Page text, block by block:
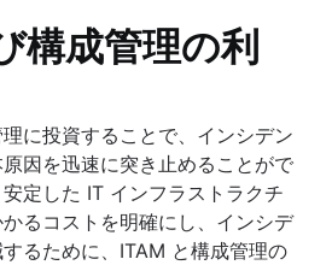
構成管理の利
に投資することで、インシデン
原因を迅速に突き止めることがで
定した IT インフラストラクチ
るコストを明確にし、インシデ
るために、ITAM と構成管理の